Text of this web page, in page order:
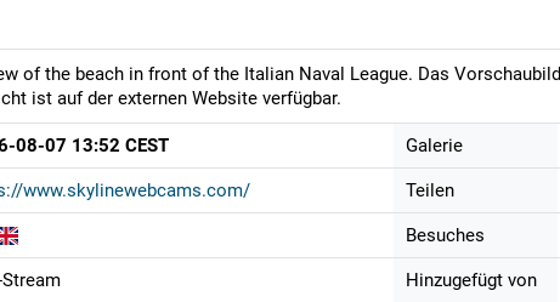
of the beach in front of the Italian Naval League. Das
ist auf der externen Website verfügbar.
08-07 13:52 CEST
www.skylinewebcams.com/
Stream
Galerie
Teilen
Besuches
Hinzugefügt von